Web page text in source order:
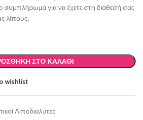
συμπλήρωμα για να έχετε στη διάθεσή σας
λίπους.
ΣΤΟ ΚΑΛΆΘΙ
wishlist
Λιποδιαλύτες